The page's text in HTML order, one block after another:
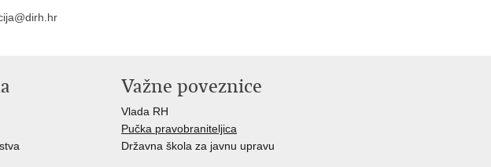
Važne poveznice
Vlada RH
Pučka pravobraniteljica
Državna škola za javnu upravu